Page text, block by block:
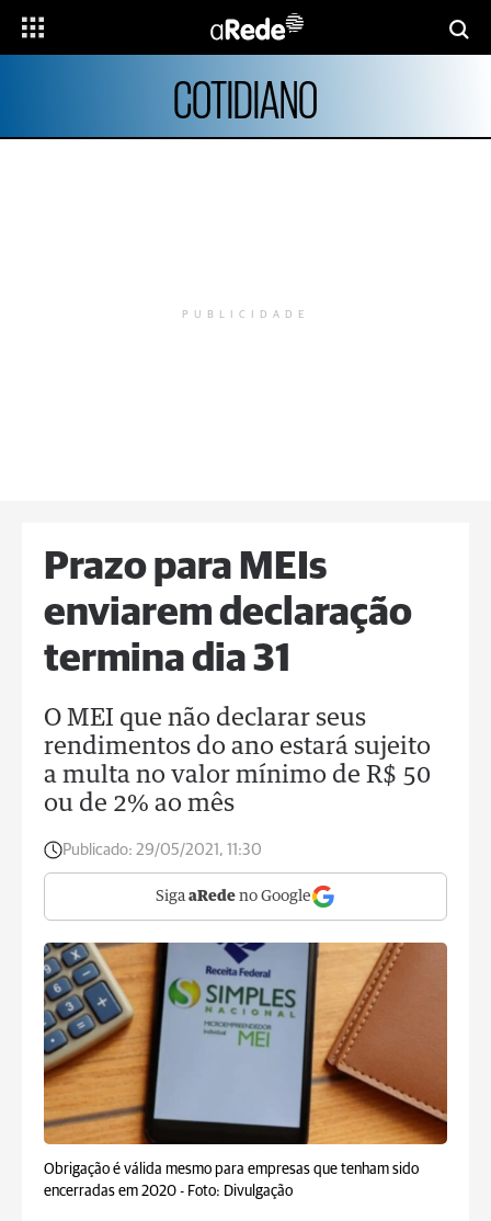
COTIDIANO
PUBLICIDADE
Prazo para MEIs
enviarem declaração
termina dia 31
O MEI que não declarar seus
rendimentos do ano estará sujeito
a multa no valor mínimo de R$ 50
ou de 2% ao mês
Publicado: 29/05/2021, 11:30
Siga aRede no Google
Obrigação é válida mesmo para empresas que tenham sido
encerradas em 2020 - Foto: Divulgação